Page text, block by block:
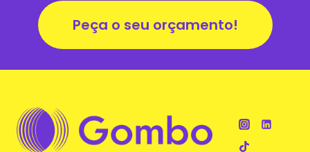
Peça o seu orçamento!